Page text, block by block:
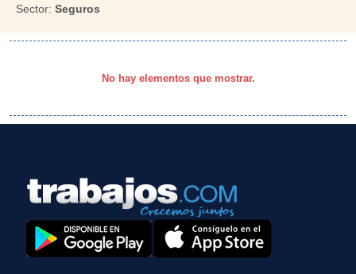
Sector: Seguros
No hay elementos que mostrar.